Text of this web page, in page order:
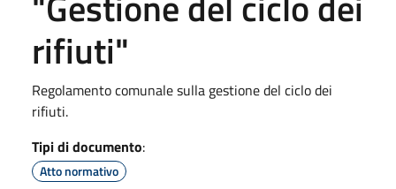
rifiuti"
Regolamento comunale sulla gestione del ciclo dei
rifiuti.
Tipi di documento:
Atto normativo